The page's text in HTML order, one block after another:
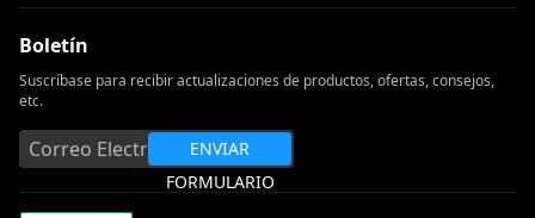
Boletín
Suscríbase para recibir actualizaciones de productos, ofertas, consejos,
etc.
ENVIAR
FORMULARIO